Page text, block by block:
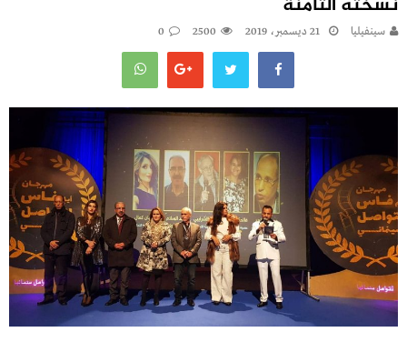
سينفيليا 21 ديسمبر، 2019 2500
0